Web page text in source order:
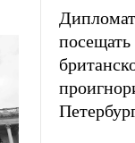
посещать